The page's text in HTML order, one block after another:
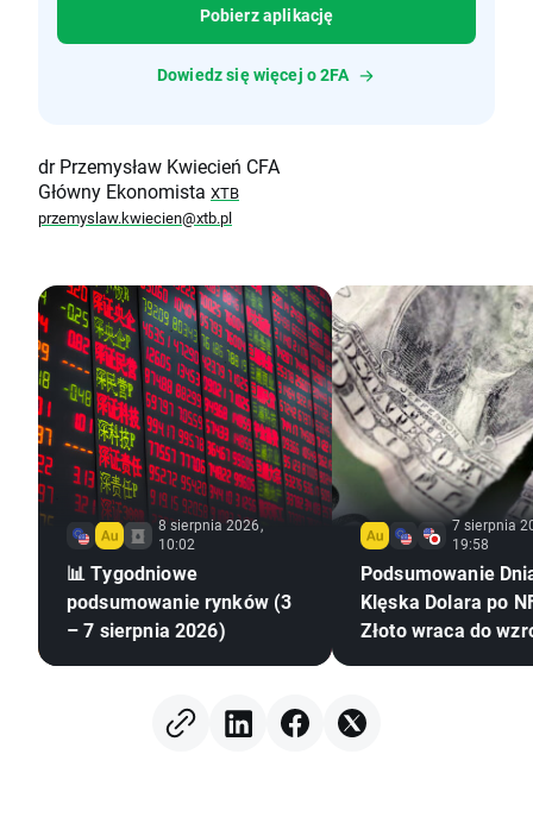
Pobierz aplikację
Dowiedz się więcej o 2FA
dr Przemysław Kwiecień CFA
Główny Ekonomista XTB
przemyslaw.kwiecien@xtb.pl
8 sierpnia 2026,
10:02
📊 Tygodniowe
podsumowanie rynków (3
– 7 sierpnia 2026)
7 sierpnia
19:58
Podsumowanie
Klęska Dolara po
Złoto wraca do